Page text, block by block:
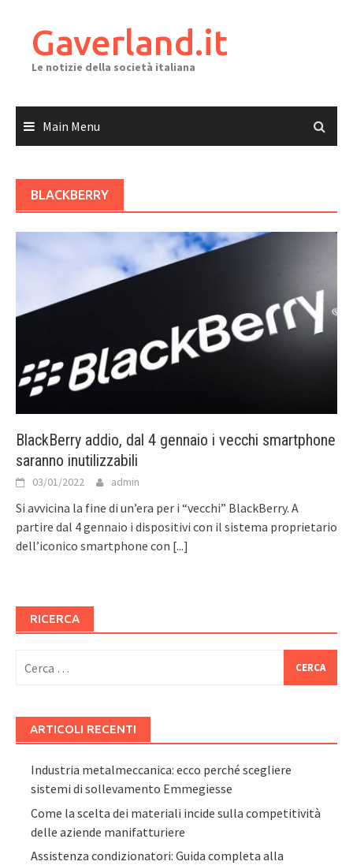
contentGaverland.it
Le notizie della società italiana
Main Menu
BLACKBERRY
BlackBerry addio, dal 4 gennaio i vecchi smartphone
saranno inutilizzabili
03/01/2022 admin
Si avvicina la fine di un’era per i “vecchi” BlackBerry. A
partire dal 4 gennaio i dispositivi con il sistema proprietario
dell’iconico smartphone con [...]
RICERCA
per:
ARTICOLI RECENTI
Industria metalmeccanica: ecco perché scegliere
sistemi di sollevamento Emmegiesse
Come la scelta dei materiali incide sulla competitività
delle aziende manifatturiere
Assistenza condizionatori: Guida completa alla